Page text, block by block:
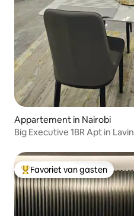
Appartement in Nairobi
Big Executive 1BR Apt in
Topfavoriet van gasten
Favoriet van gasten